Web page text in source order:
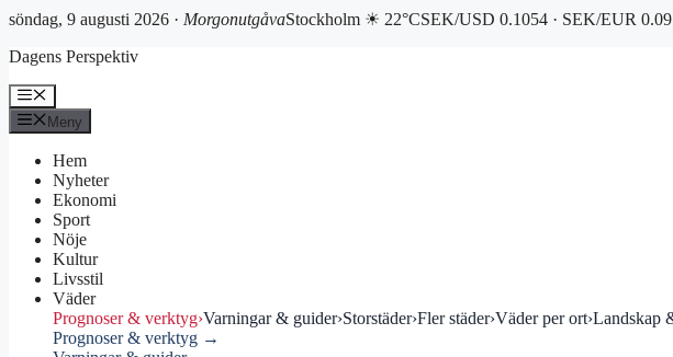
söndag, 9 augusti 2026 · MorgonutgåvaStockholm ☀ 22°CSEK/USD 0.1054 · SEK/EUR
till
Dagens Perspektiv
Meny
Meny
Hem
Nyheter
Ekonomi
Sport
Nöje
Kultur
Livsstil
Väder
Prognoser & verktyg›Varningar & guider›Storstäder›Fler städer›Väder per ort›Landskap
Prognoser & verktyg →